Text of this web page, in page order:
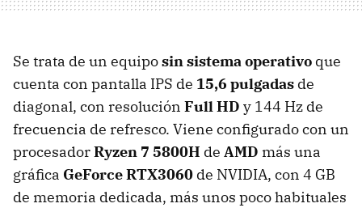
Se trata de un equiposin sistema operativo que
cuenta con pantalla IPS de 15,6 pulgadas de
diagonal, con resolución Full HD y 144 Hz de
frecuencia de refresco. Viene configurado con un
procesadorRyzen 7 5800H de AMD más una
gráfica GeForce RTX3060 de NVIDIA, con 4 GB
de memoria dedicada, más unos poco habituales